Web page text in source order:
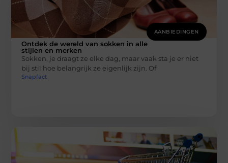
AANBIEDINGEN
Ontdek de wereld van sokken in alle
stijlen en merken
Sokken, je draagt ze elke dag, maar vaak sta je er niet
bij stil hoe belangrijk ze eigenlijk zijn. Of
Snapfact